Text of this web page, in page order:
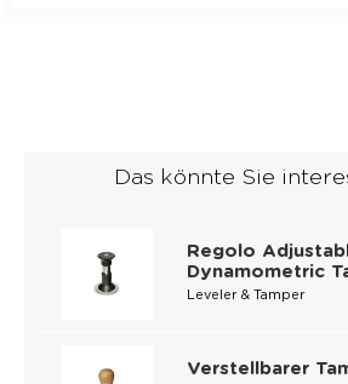
Das könnte Sie
Regolo
Dynamometric
Leveler & Tamper
Verstellbarer